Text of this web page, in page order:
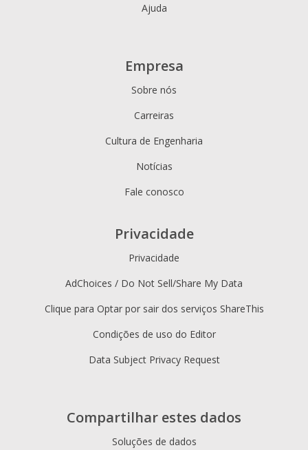
Ajuda
Compartilhar estes dados
Soluções de dados
Empresa
Sobre nós
Carreiras
Cultura de Engenharia
Notícias
Fale conosco
Privacidade
Privacidade
AdChoices / Do Not Sell/Share My Data
Clique para Optar por sair dos serviços ShareThis
Condições de uso do Editor
Data Subject Privacy Request